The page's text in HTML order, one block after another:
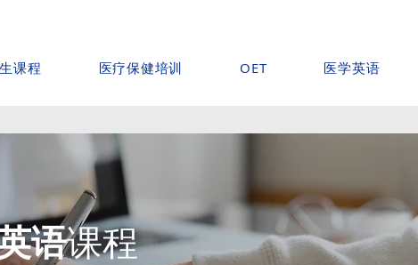
课程 医疗保健培训 OET 医学英语
语课程